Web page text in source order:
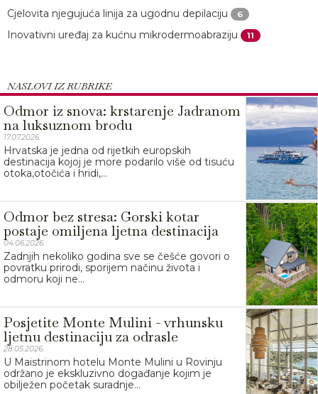
Cjelovita njegujuća linija za ugodnu depilaciju 6
Inovativni uređaj za kućnu mikrodermoabraziju 11
NASLOVI IZ RUBRIKE
Odmor iz snova: krstarenje Jadranom
na luksuznom brodu
17.07.2026.
Hrvatska je jedna od rijetkih europskih
destinacija kojoj je more podarilo više od tisuću
otoka,otočića i hridi,...
Odmor bez stresa: Gorski kotar
postaje omiljena ljetna destinacija
04.06.2026.
Zadnjih nekoliko godina sve se češće govori o
povratku prirodi, sporijem načinu života i
odmoru koji ne...
Posjetite Monte Mulini - vrhunsku
ljetnu destinaciju za odrasle
28.05.2026.
U Maistrinom hotelu Monte Mulini u Rovinju
održano je ekskluzivno događanje kojim je
obilježen početak suradnje...